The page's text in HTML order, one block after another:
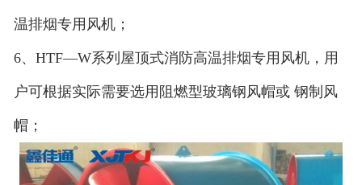
温排烟专用风机；
6、HTF—W系列屋顶式消防高温排烟专用风机，用
户可根据实际需要选用阻燃型玻璃钢风帽或 钢制风
帽；